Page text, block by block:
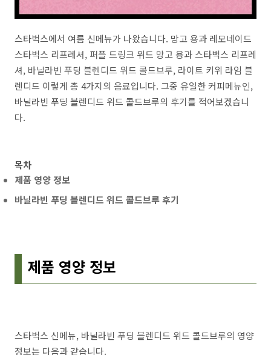
스타벅스에서 여름 신메뉴가 나왔습니다. 망고 용과 레모네이드
스타벅스 리프레셔, 퍼플 드링크 위드 망고 용과 스타벅스 리프레
셔, 바닐라빈 푸딩 블렌디드 위드 콜드브루, 라이트 키위 라임 블
렌디드 이렇게 총 4가지의 음료입니다. 그중 유일한 커피메뉴인,
바닐라빈 푸딩 블렌디드 위드 콜드브루의 후기를 적어보겠습니
다.
목차
제품 영양 정보
바닐라빈 푸딩 블렌디드 위드 콜드브루 후기
제품 영양 정보
스타벅스 신메뉴, 바닐라빈 푸딩 블렌디드 위드 콜드브루의 영양
정보는 다음과 같습니다.